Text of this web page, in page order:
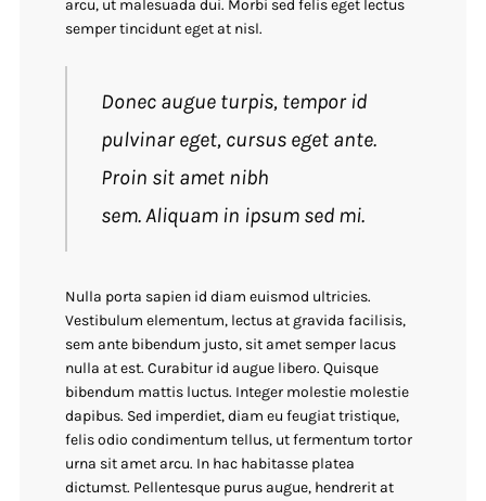
arcu, ut malesuada dui. Morbi sed felis eget lectus
semper tincidunt eget at nisl.
Donec augue turpis, tempor id
pulvinar eget, cursus eget ante.
Proin sit amet nibh
sem. Aliquam in ipsum sed mi.
Nulla porta sapien id diam euismod ultricies.
Vestibulum elementum, lectus at gravida facilisis,
sem ante bibendum justo, sit amet semper lacus
nulla at est. Curabitur id augue libero. Quisque
bibendum mattis luctus. Integer molestie molestie
dapibus. Sed imperdiet, diam eu feugiat tristique,
felis odio condimentum tellus, ut fermentum tortor
urna sit amet arcu. In hac habitasse platea
dictumst. Pellentesque purus augue, hendrerit at